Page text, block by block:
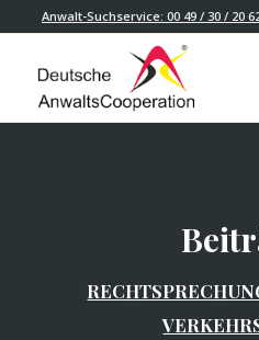
Anwalt-Suchservice: 00 49 / 30 / 20